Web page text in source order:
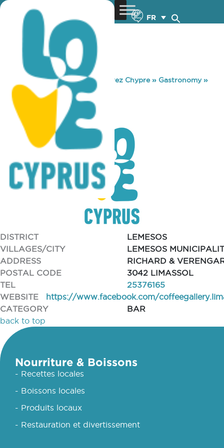
FR
You are here:Home»Découvrez Chypre» Gastronomy»
COFFEE GALLERY
COFFEE GALLERY
DISTRICT
LEMESOS
VILLAGES/CITY
LEMESOS
ADDRESS
RICHARD &
POSTAL CODE
3042 LIMASSOL
TEL
25376165
WEBSITE
https://www.facebook.com/
CATEGORY
BAR
back to top
Nourriture & Boissons
- Recettes locales
- Boissons locales
- Produits locaux
- Restauration et divertissement